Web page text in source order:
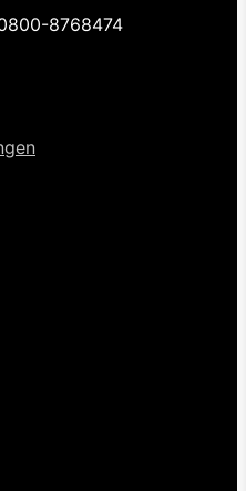
8768474